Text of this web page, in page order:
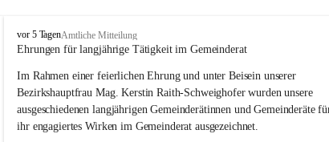
B
u
h
-
S
t
vor 5 TagenAmtliche Mitteilung
Ehrungen für langjährige Tätigkeit im Gemeinderat
Im Rahmen einer feierlichen Ehrung und unter Beisein unserer
Bezirkshauptfrau Mag. Kerstin Raith-Schweighofer wurden unsere
ausgeschiedenen langjährigen Gemeinderätinnen und Gemeinderäte
ihr engagiertes Wirken im Gemeinderat ausgezeichnet.